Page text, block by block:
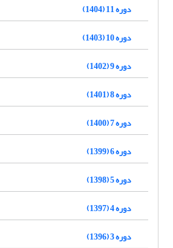
دوره 11 (1404)
دوره 10 (1403)
دوره 9 (1402)
دوره 8 (1401)
دوره 7 (1400)
دوره 6 (1399)
دوره 5 (1398)
دوره 4 (1397)
دوره 3 (1396)